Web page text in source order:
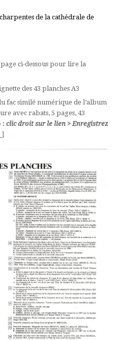
de la cathédrale de
ci-dessous pour lire la
des 43 planches A3
fac similé numérique de l’album
avec rabats, 5 pages, 43
:clic droit sur le lien > Enregistrez
]